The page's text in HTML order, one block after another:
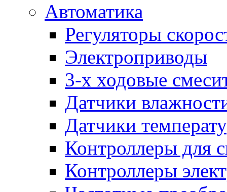
Автоматика
Регуляторы
Электроприводы
3-х ходовые
Датчики
Датчики
Контроллеры для
Контроллеры